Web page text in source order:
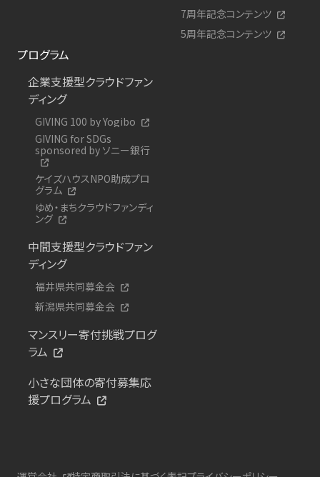
7周年記念コンテンツ
5周年記念コンテンツ
プログラム
企業支援型クラウドファン
ディング
GIVING 100 by Yogibo
GIVING for SDGs
sponsored by ソニー銀行
ケイズハウスNPO助成プロ
グラム
ゆめ・まちクラウドファンディ
ング
中間支援型クラウドファン
ディング
福井県共同募金会
新潟県共同募金会
マンスリー寄付挑戦プログ
ラム
小さな団体の寄付募集応
援プログラム